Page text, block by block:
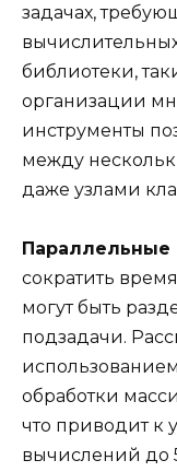
задачах,
библиотеки,
организации
инструменты
между
даже узлами
Параллельные
сократить
могут быть
подзадачи.
использованием
обработки
что приводит
вычислений до